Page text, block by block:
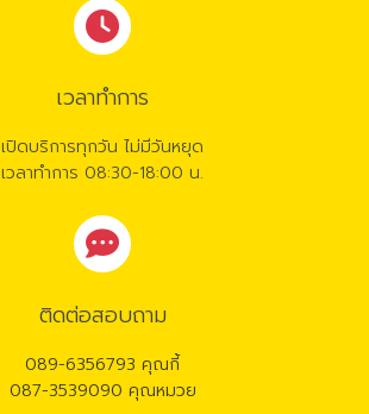
เวลาทำการ
เปิดบริการทุกวัน ไม่มีวันหยุด
เวลาทำการ 08:30-18:00 น.
ติดต่อสอบถาม
089-6356793 คุณกี้
087-3539090 คุณหมวย